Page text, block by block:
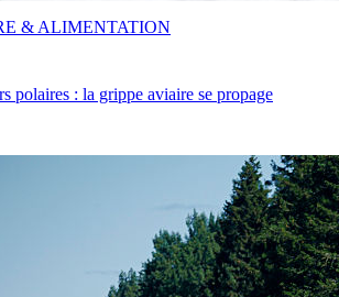
polaires : la grippe aviaire se propage
& ALIMENTATION